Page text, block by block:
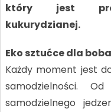
który jest
kukurydzianej.
Eko sztućce dla
Każdy moment jest
samodzielności.
samodzielnego